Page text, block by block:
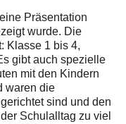
Präsentation
wurde. Die
Klasse 1 bis 4,
gibt auch spezielle
mit den Kindern
waren die
sind und den
Schulalltag zu viel